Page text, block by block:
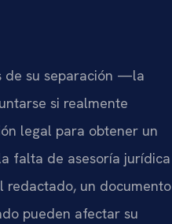
de su separación —la
si realmente
legal para obtener un
falta de asesoría jurídica
redactado, un documento
pueden afectar su